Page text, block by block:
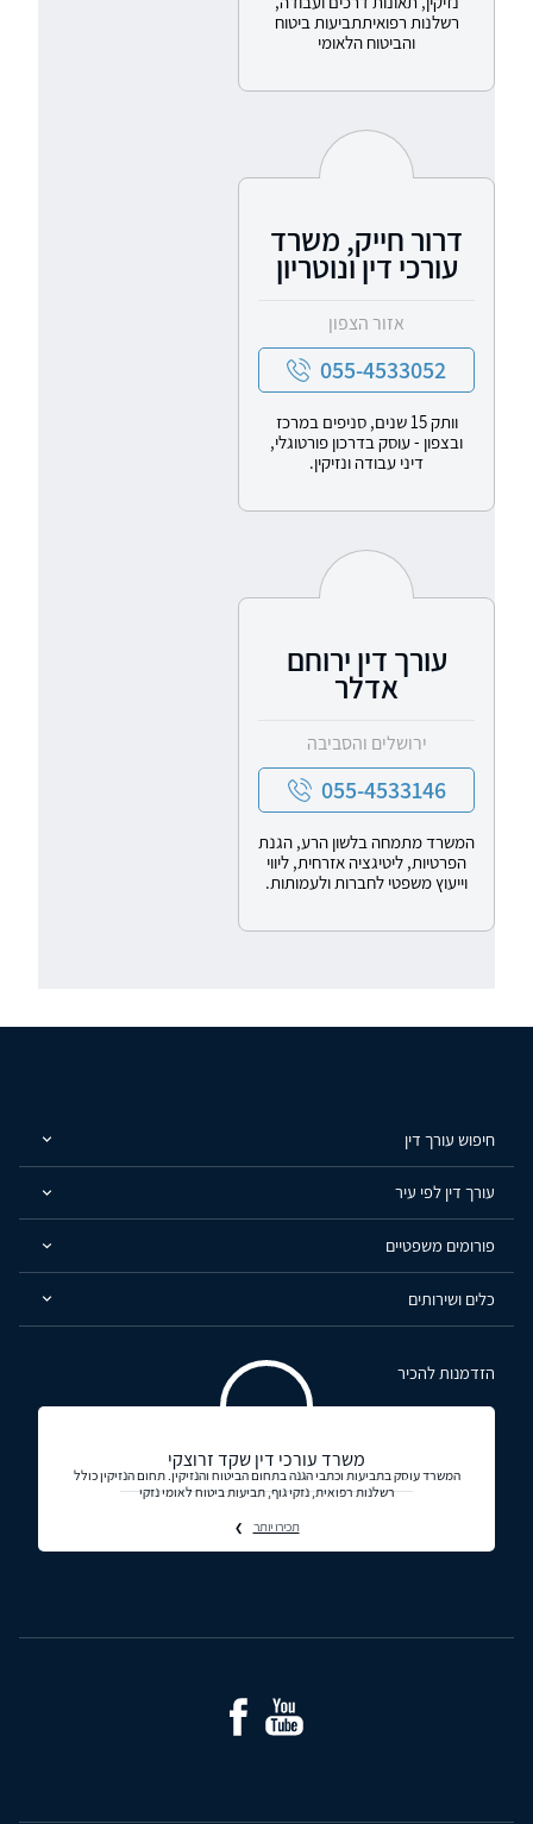
רשלנות רפואיתתביעות ביטוח
והביטוח הלאומי
דרור חייק, משרד
עורכי דין ונוטריון
אזור הצפון
055-4533052
וותק 15 שנים, סניפים במרכז
ובצפון - עוסק בדרכון פורטוגלי,
דיני עבודה ונזיקין.
עורך דין ירוחם
אדלר
ירושלים והסביבה
055-4533146
המשרד מתמחה בלשון הרע, הגנת
הפרטיות, ליטיגציה אזרחית, ליווי
וייעוץ משפטי לחברות ולעמותות.
חיפוש עורך דין
עורך דין לפי עיר
פורומים משפטיים
כלים ושירותים
הזדמנות להכיר
משרד עורכי דין שקד זרוצקי
המשרד עוסק בתביעות וכתבי הגנה בתחום הביטוח והנזיקין. תחום הנזיקין כולל
רשלנות רפואית, נזקי גוף, תביעות ביטוח לאומי נזקי
תכירו יותר